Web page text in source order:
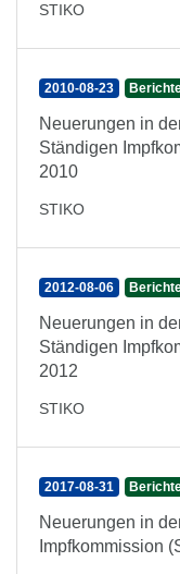
STIKO
2010-08-23
Neuerungen in
Ständigen
2010
STIKO
2012-08-06
Neuerungen in
Ständigen
2012
STIKO
2017-08-31
Neuerungen in
Impfkommission